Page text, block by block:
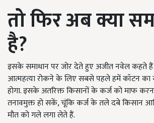
तो फिर अब क्या
है?
इसके समाधान पर जोर देते हुए अजीत नवेल कहते हैं
आत्महत्या रोकने के लिए सबसे पहले हमें कॉटन का
होगा. इसके अतरिक्त किसानों के कर्ज को माफ
तनावमुक्त हो सकें, चूंकि कर्ज के तले दबे किसान
मौत को गले लगा लेते हैं.